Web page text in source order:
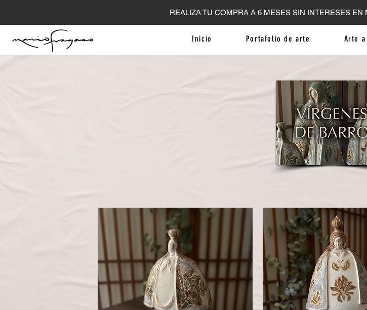
REALIZA TU COMPRA A 6 MESES SIN INTERESES
Inicio Portafolio de arte Arte